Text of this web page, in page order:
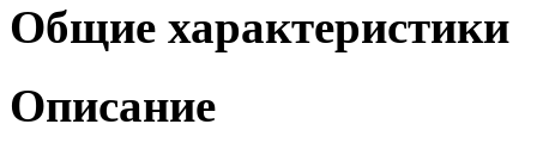
Общие характеристики
Описание